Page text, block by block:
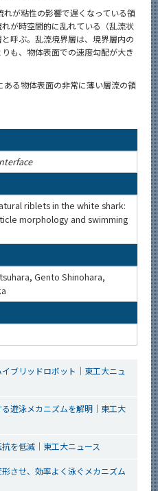
れが粘性の影響で遅くなっている領
が時空間的に乱れている（乱流状
呼ぶ。乱流境界層は、境界層内の
も、物体表面での速度勾配が大き
ある物体表面の非常に薄い層流の領
riblets in the white shark:
morphology and swimming
Gento Shinohara,
ブリッドロボット｜東工大ニュ
遊泳メカニズムを解明｜東工大
を低減｜東工大ニュース
させ、効率よく泳ぐメカニズム